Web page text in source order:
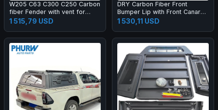
W205 C63 C300 C250 Carbon
fiber Fender with vent for
W205 2015-2021
1 515,79 USD
DRY Carbon Fiber Front
Bumper Lip with Front Canards
for Corvette C8 Z06 Coupe 2-
Door 2023 Front Lip
1 530,11 USD